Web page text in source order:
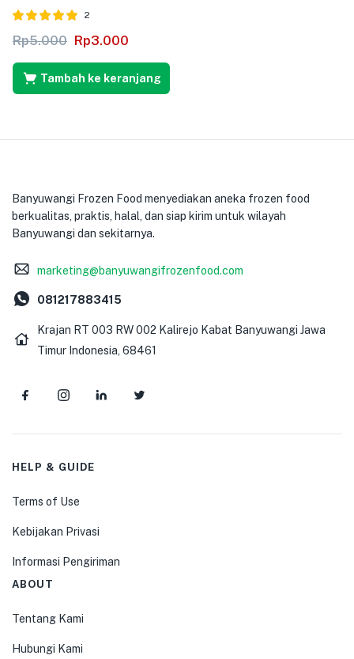
5.00
2
Rp5.000 Rp3.000
Tambah ke keranjang
Banyuwangi Frozen Food menyediakan aneka frozen food
berkualitas, praktis, halal, dan siap kirim untuk wilayah
Banyuwangi dan sekitarnya.
marketing@banyuwangifrozenfood.com
081217883415
Krajan RT 003 RW 002 Kalirejo Kabat Banyuwangi Jawa
Timur Indonesia, 68461
HELP & GUIDE
Terms of Use
Kebijakan Privasi
Informasi Pengiriman
ABOUT
Tentang Kami
Hubungi Kami